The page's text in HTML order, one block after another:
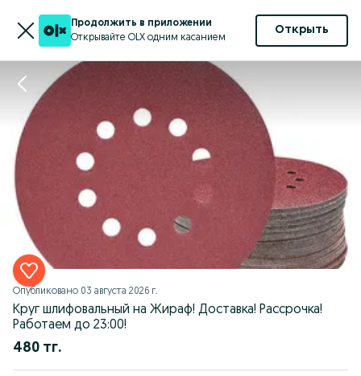
Продолжить в приложении
Открывайте OLX одним касанием
Открыть
Опубликовано 03 августа 2026 г.
Круг шлифовальный на Жираф! Доставка! Рассрочка!
Работаем до 23:00!
480 тг.